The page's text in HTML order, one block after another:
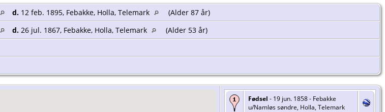
d. 12 feb. 1895, Febakke, Holla, Telemark
(Alder 87 år)
d. 26 jul. 1867, Febakke, Holla, Telemark
(Alder 53 år)
Fødsel - 19 jun. 1858 - Febakke
u/Namløs søndre, Holla, Telemark